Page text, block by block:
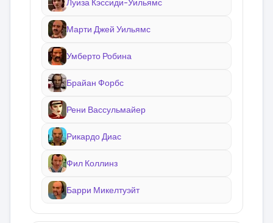
Луиза Кэссиди-Уильямс
Марти Джей Уильямс
Умберто Робина
Брайан Форбс
Рени Вассульмайер
Рикардо Диас
Фил Коллинз
Барри Микелтуэйт